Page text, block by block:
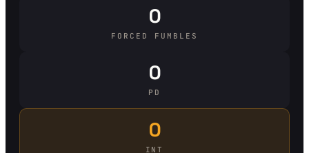
0
FORCED FUMBLES
0
PD
0
INT